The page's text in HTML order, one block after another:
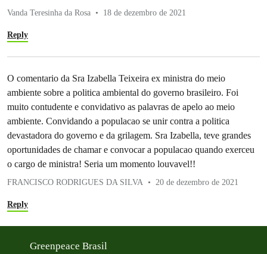
Vanda Teresinha da Rosa 18 de dezembro de 2021
Reply
O comentario da Sra Izabella Teixeira ex ministra do meio
ambiente sobre a politica ambiental do governo brasileiro. Foi
muito contudente e convidativo as palavras de apelo ao meio
ambiente. Convidando a populacao se unir contra a politica
devastadora do governo e da grilagem. Sra Izabella, teve grandes
oportunidades de chamar e convocar a populacao quando exerceu
o cargo de ministra! Seria um momento louvavel!!
FRANCISCO RODRIGUES DA SILVA 20 de dezembro de 2021
Reply
Greenpeace Brasil